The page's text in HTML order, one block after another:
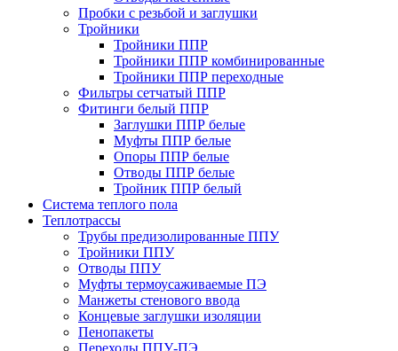
Пробки с резьбой и заглушки
Тройники
Тройники ППР
Тройники ППР комбинированные
Тройники ППР переходные
Фильтры сетчатый ППР
Фитинги белый ППР
Заглушки ППР белые
Муфты ППР белые
Опоры ППР белые
Отводы ППР белые
Тройник ППР белый
Система теплого пола
Теплотрассы
Трубы предизолированные ППУ
Тройники ППУ
Отводы ППУ
Муфты термоусаживаемые ПЭ
Манжеты стенового ввода
Концевые заглушки изоляции
Пенопакеты
Переходы ППУ-ПЭ